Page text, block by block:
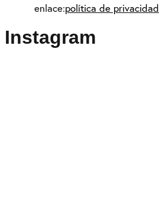
enlace:política de privacidad
Instagram